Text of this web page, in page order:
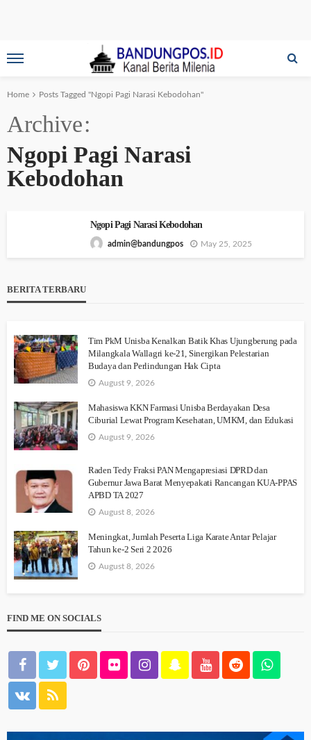
Home Posts Tagged "Ngopi Pagi Narasi Kebodohan"
Archive
Ngopi Pagi Narasi
Kebodohan
Ngopi Pagi Narasi Kebodohan
admin@bandungpos May 25, 2025
BERITA TERBARU
Tim PkM Unisba Kenalkan Batik Khas Ujungberung pada
Milangkala Wallagri ke-21, Sinergikan Pelestarian
Budaya dan Perlindungan Hak Cipta
August 9, 2026
Mahasiswa KKN Farmasi Unisba Berdayakan Desa
Ciburial Lewat Program Kesehatan, UMKM, dan Edukasi
August 9, 2026
Raden Tedy Fraksi PAN Mengapresiasi DPRD dan
Gubernur Jawa Barat Menyepakati Rancangan KUA-PPAS
APBD TA 2027
August 8, 2026
Meningkat, Jumlah Peserta Liga Karate Antar Pelajar
Tahun ke-2 Seri 2 2026
August 8, 2026
FIND ME ON SOCIALS